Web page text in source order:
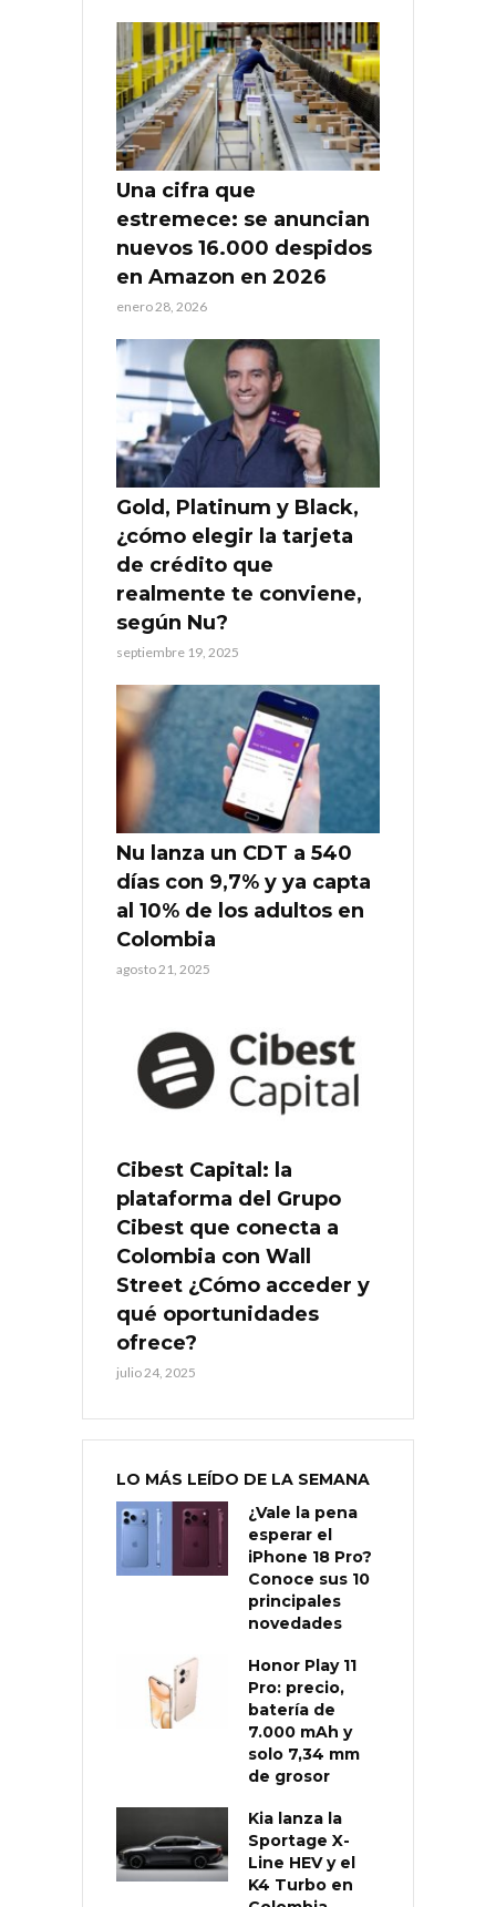
Una cifra que
estremece: se anuncian
nuevos 16.000 despidos
en Amazon en 2026
enero 28, 2026
Gold, Platinum y Black,
¿cómo elegir la tarjeta
de crédito que
realmente te conviene,
según Nu?
septiembre 19, 2025
Nu lanza un CDT a 540
días con 9,7% y ya capta
al 10% de los adultos en
Colombia
agosto 21, 2025
Cibest Capital: la
plataforma del Grupo
Cibest que conecta a
Colombia con Wall
Street ¿Cómo acceder y
qué oportunidades
ofrece?
julio 24, 2025
LO MÁS LEÍDO DE LA SEMANA
¿Vale la pena
esperar el
iPhone 18 Pro?
Conoce sus 10
principales
novedades
Honor Play 11
Pro: precio,
batería de
7.000 mAh y
solo 7,34 mm
de grosor
Kia lanza la
Sportage X-
Line HEV y el
K4 Turbo en